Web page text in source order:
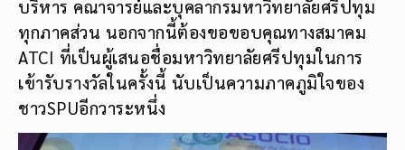
บริหาร คณาจารย์และบุคลากรมหาวิทยาลัยศรีปทุม
ทุกภาคส่วน นอกจากนี้ต้องขอขอบคุณทางสมาคม
ATCI ที่เป็นผู้เสนอชื่อมหาวิทยาลัยศรีปทุมในการ
เข้ารับรางวัลในครั้งนี้ นับเป็นความภาคภูมิใจของ
ชาวSPUอีกวาระหนึ่ง